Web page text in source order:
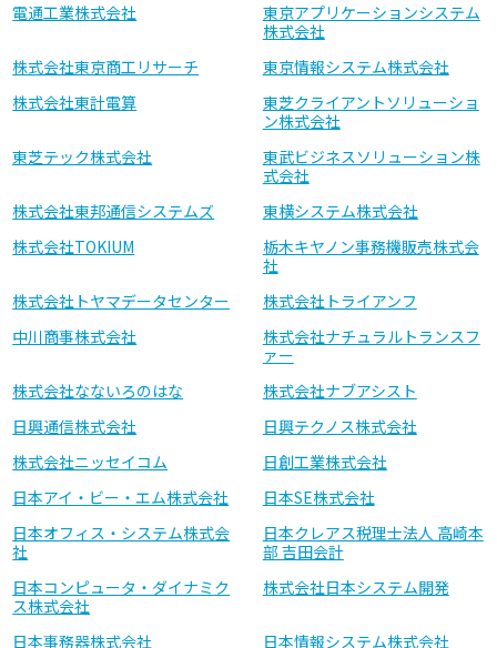
電通工業株式会社
東京アプリケーションシステム
株式会社
株式会社東京商工リサーチ
東京情報システム株式会社
株式会社東計電算
東芝クライアントソリューショ
ン株式会社
東芝テック株式会社
東武ビジネスソリューション株
式会社
株式会社東邦通信システムズ
東横システム株式会社
株式会社TOKIUM
栃木キヤノン事務機販売株式会
社
株式会社トヤマデータセンター
株式会社トライアンフ
中川商事株式会社
株式会社ナチュラルトランスフ
ァー
株式会社なないろのはな
株式会社ナブアシスト
日興通信株式会社
日興テクノス株式会社
株式会社ニッセイコム
日創工業株式会社
日本アイ・ビー・エム株式会社
日本SE株式会社
日本オフィス・システム株式会
社
日本クレアス税理士法人 高崎本
部 吉田会計
日本コンピュータ・ダイナミク
ス株式会社
株式会社日本システム開発
日本事務器株式会社
日本情報システム株式会社